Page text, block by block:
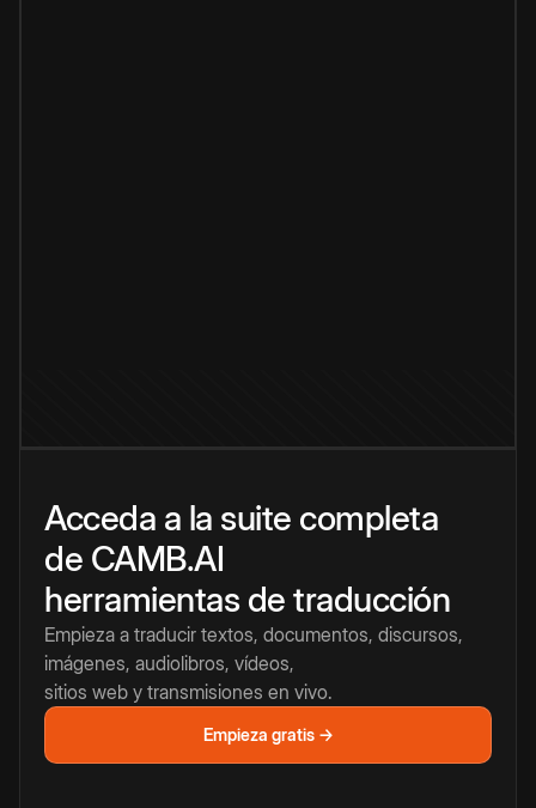
Acceda a la suite completa
de CAMB.AI
herramientas de traducción
Empieza a traducir textos, documentos, discursos,
imágenes, audiolibros, vídeos,
sitios web y transmisiones en vivo.
Empieza gratis →